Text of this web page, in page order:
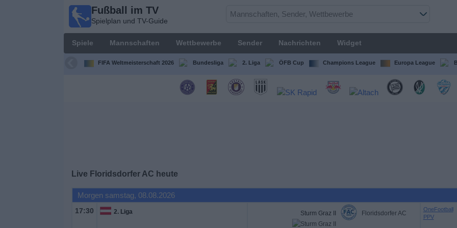
Fußball im TV
Spielplan und TV-Guide
Spiele Mannschaften Wettbewerbe Sender Nachrichten Widget
FIFA Weltmeisterschaft 2026 Bundesliga 2. Liga ÖFB Cup Champions League Europa League
Live Floridsdorfer AC heute
Morgen samstag, 08.08.2026
17:30 2. Liga Sturm Graz II Floridsdorfer AC
OneFootball
PPV